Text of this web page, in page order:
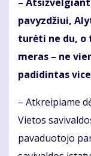
pavyzdžiui,
turėti ne du, o
meras – ne
padidintas
– Atkreipiame
Vietos
pavaduotojo